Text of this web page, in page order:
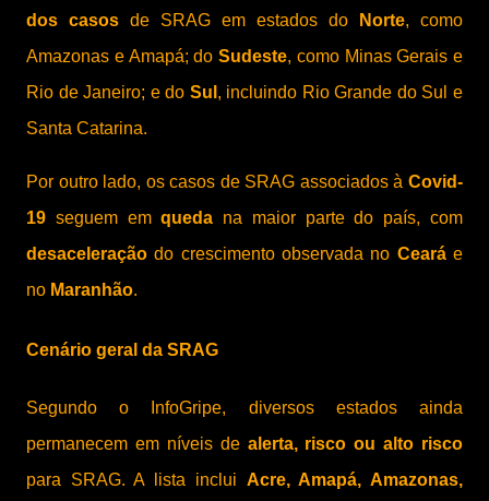
dos casos de SRAG em estados do Norte, como
Amazonas e Amapá; do Sudeste, como Minas Gerais e
Rio de Janeiro; e do Sul , incluindo Rio Grande do Sul e
Santa Catarina.
Por outro lado, os casos de SRAG associados à Covid-
19 seguem emqueda na maior parte do país, com
desaceleraçãodo crescimento observada no Cearáe
no Maranhão.
Cenário geral da SRAG
Segundo o InfoGripe, diversos estados ainda
permanecem em níveis de alerta, risco ou alto risco
para SRAG. A lista inclui Acre, Amapá, Amazonas,